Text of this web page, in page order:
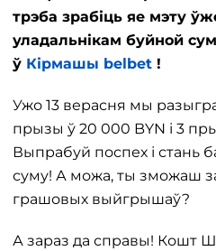
трэба зрабіць яе мэту
уладальнікам буйной
ў Кірмашы belbet !
Ужо 13 верасня мы
прызы ў 20 000 BYN і 3
Выпрабуй поспех і стань
суму! А можа, ты зможаш
грашовых выйгрышаў?
А зараз да справы! Кошт